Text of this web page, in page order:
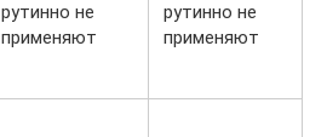
рутинно не
применяют
рутинно не
применяют